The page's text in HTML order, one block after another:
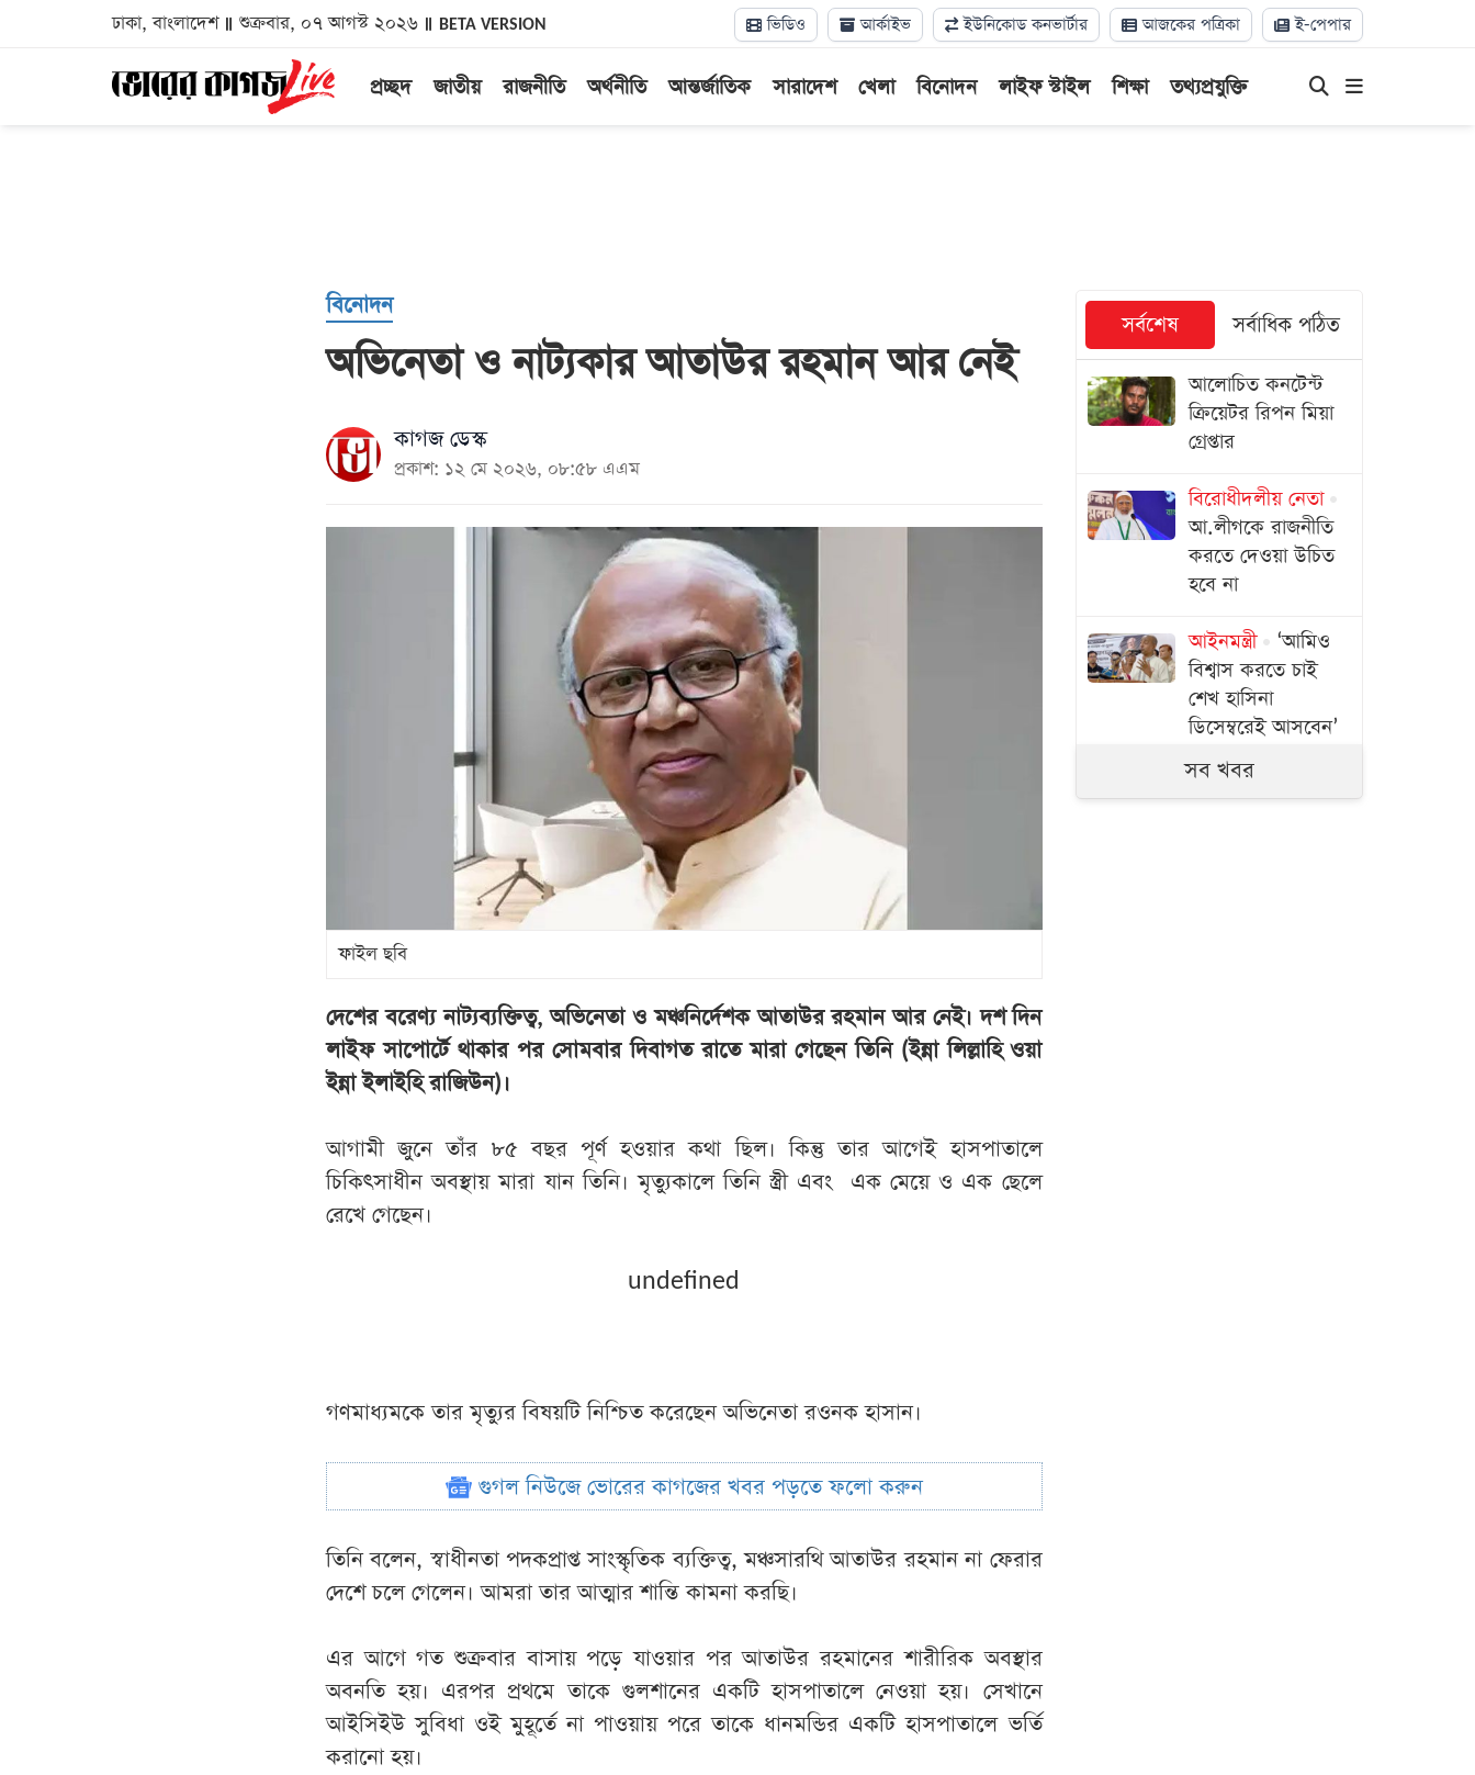
ঢাকা, বাংলাদেশ শুক্রবার, ০৭ আগস্ট ২০২৬ BETA VERSION ভিডিও আর্কাইভ ইউনিকোড কনভার্টার আজকের পত্রিকা ই-পেপার
প্রচ্ছদ জাতীয় রাজনীতি অর্থনীতি আন্তর্জাতিক সারাদেশ খেলা বিনোদন লাইফ স্টাইল শিক্ষা তথ্যপ্রযুক্তি
বিনোদন
অভিনেতা ও নাট্যকার আতাউর রহমান আর নেই
কাগজ ডেস্ক
প্রকাশ: ১২ মে ২০২৬, ০৮:৫৮ এএম
ফাইল ছবি
দেশের বরেণ্য নাট্যব্যক্তিত্ব, অভিনেতা ও মঞ্চনির্দেশক আতাউর রহমান আর নেই। দশ দিন
লাইফ সাপোর্টে থাকার পর সোমবার দিবাগত রাতে মারা গেছেন তিনি (ইন্না লিল্লাহি ওয়া
ইন্না ইলাইহি রাজিউন)।
আগামী জুনে তাঁর ৮৫ বছর পূর্ণ হওয়ার কথা ছিল। কিন্তু তার আগেই হাসপাতালে
চিকিৎসাধীন অবস্থায় মারা যান তিনি। মৃত্যুকালে তিনি স্ত্রী এবং এক মেয়ে ও এক ছেলে
রেখে গেছেন।
undefined
গণমাধ্যমকে তার মৃত্যুর বিষয়টি নিশ্চিত করেছেন অভিনেতা রওনক হাসান।
গুগল নিউজে ভোরের কাগজের খবর পড়তে ফলো করুন
তিনি বলেন, স্বাধীনতা পদকপ্রাপ্ত সাংস্কৃতিক ব্যক্তিত্ব, মঞ্চসারথি আতাউর রহমান না ফেরার
দেশে চলে গেলেন। আমরা তার আত্মার শান্তি কামনা করছি।
এর আগে গত শুক্রবার বাসায় পড়ে যাওয়ার পর আতাউর রহমানের শারীরিক অবস্থার
অবনতি হয়। এরপর প্রথমে তাকে গুলশানের একটি হাসপাতালে নেওয়া হয়। সেখানে
আইসিইউ সুবিধা ওই মুহূর্তে না পাওয়ায় পরে তাকে ধানমন্ডির একটি হাসপাতালে ভর্তি
করানো হয়।
সর্বশেষ সর্বাধিক পঠিত
আলোচিত কনটেন্ট
ক্রিয়েটর রিপন মিয়া
গ্রেপ্তার
বিরোধীদলীয় নেতা
আ.লীগকে রাজনীতি
করতে দেওয়া উচিত
হবে না
আইনমন্ত্রী
‘আমিও
বিশ্বাস করতে চাই
শেখ হাসিনা
ডিসেম্বরেই আসবেন’
ঢাকার অপরাধ দমনে
সব খবর